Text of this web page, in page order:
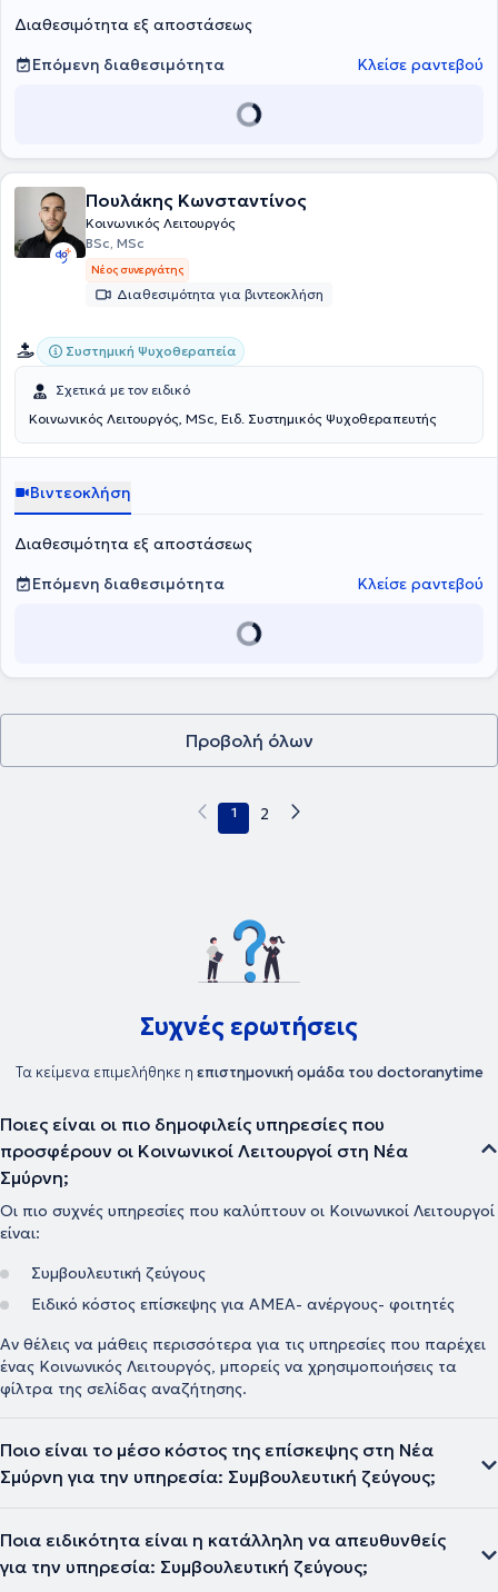
Υποστήριξης.
Διαθεσιμότητα εξ αποστάσεως
Επόμενη διαθεσιμότητα
Κλείσε ραντεβού
Πουλάκης Κωνσταντίνος
Κοινωνικός Λειτουργός
BSc, MSc
Νέος συνεργάτης
Διαθεσιμότητα για βιντεοκλήση
Συστημική Ψυχοθεραπεία
Σχετικά με τον ειδικό
Κοινωνικός Λειτουργός, MSc, Ειδ. Συστημικός Ψυχοθεραπευτής
Βιντεοκλήση
Διαθεσιμότητα εξ αποστάσεως
Επόμενη διαθεσιμότητα
Κλείσε ραντεβού
Προβολή όλων
1 2
Συχνές ερωτήσεις
Τα κείμενα επιμελήθηκε η επιστημονική ομάδα του doctoranytime
Ποιες είναι οι πιο δημοφιλείς υπηρεσίες που
προσφέρουν οι Κοινωνικοί Λειτουργοί στη Νέα
Σμύρνη;
Οι πιο συχνές υπηρεσίες που καλύπτουν οι Κοινωνικοί Λειτουργοί
είναι:
Συμβουλευτική ζεύγους
Ειδικό κόστος επίσκεψης για ΑΜΕΑ- ανέργους- φοιτητές
Αν θέλεις να μάθεις περισσότερα για τις υπηρεσίες που παρέχει
ένας Κοινωνικός Λειτουργός, μπορείς να χρησιμοποιήσεις τα
φίλτρα της σελίδας αναζήτησης.
Ποιο είναι το μέσο κόστος της επίσκεψης στη Νέα
Σμύρνη για την υπηρεσία: Συμβουλευτική ζεύγους;
Ποια ειδικότητα είναι η κατάλληλη να απευθυνθείς
για την υπηρεσία: Συμβουλευτική ζεύγους;